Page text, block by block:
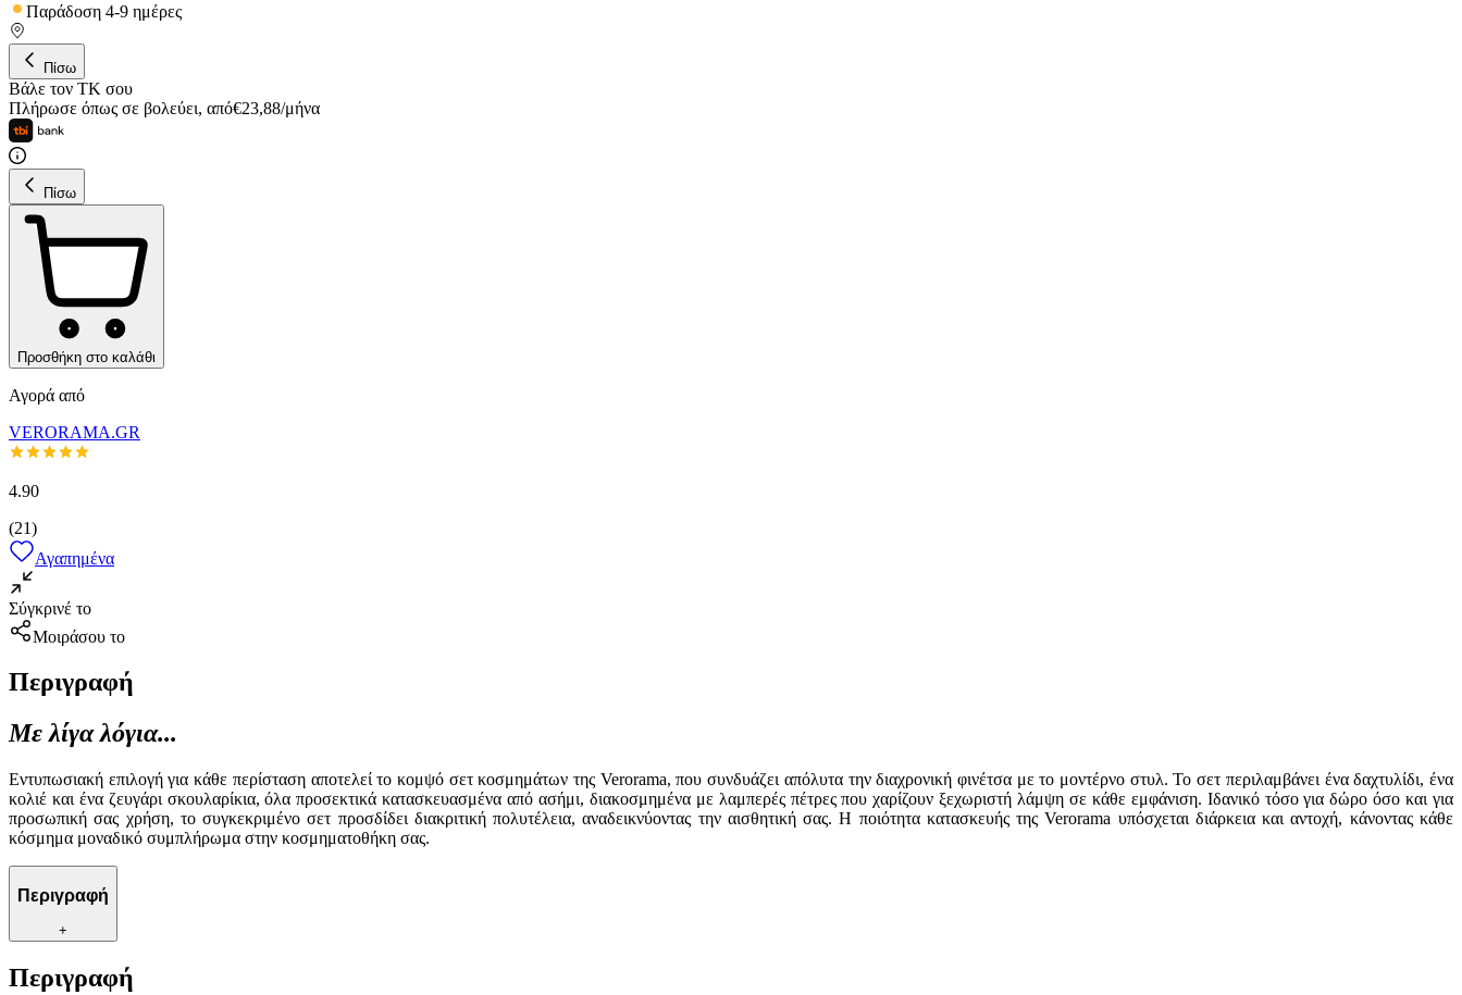
Παράδοση 4-9 ημέρες
Πίσω
Βάλε τον ΤΚ σου
Πλήρωσε όπως σε βολεύει, από€23,88/μήνα
Πίσω
Προσθήκη στο καλάθι
Αγορά από
VERORAMA.GR
4.90
(21)
Αγαπημένα
Σύγκρινέ το
Μοιράσου το
Περιγραφή
Με λίγα λόγια...
Εντυπωσιακή επιλογή για κάθε περίσταση αποτελεί το κομψό σετ κοσμημάτων της Verorama, που συνδυάζει απόλυτα την διαχρονική φινέτσα με το μοντέρνο στυλ. Το σετ περιλαμβάνει ένα δαχτυλίδι, ένα
κολιέ και ένα ζευγάρι σκουλαρίκια, όλα προσεκτικά κατασκευασμένα από ασήμι, διακοσμημένα με λαμπερές πέτρες που χαρίζουν ξεχωριστή λάμψη σε κάθε εμφάνιση. Ιδανικό τόσο για δώρο όσο και για
προσωπική σας χρήση, το συγκεκριμένο σετ προσδίδει διακριτική πολυτέλεια, αναδεικνύοντας την αισθητική σας. Η ποιότητα κατασκευής της Verorama υπόσχεται διάρκεια και αντοχή, κάνοντας κάθε
κόσμημα μοναδικό συμπλήρωμα στην κοσμηματοθήκη σας.
Περιγραφή
+
Περιγραφή